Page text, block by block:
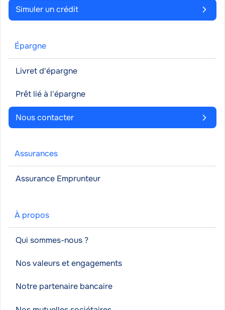
Simuler un crédit
Épargne
Livret d'épargne
Prêt lié à l'épargne
Nous contacter
Assurances
Assurance Emprunteur
À propos
Qui sommes-nous ?
Nos valeurs et engagements
Notre partenaire bancaire